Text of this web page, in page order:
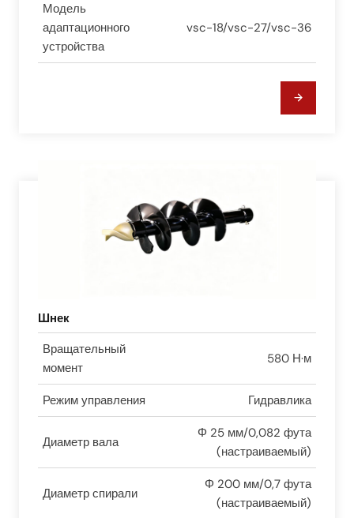
Модель
адаптационного
устройства
vsc-18/vsc-27/vsc-36
Шнек
Вращательный
момент
580 Н·м
Режим управления Гидравлика
Диаметр вала
Φ 25 мм/0,082 фута
(настраиваемый)
Диаметр спирали
Φ 200 мм/0,7 фута
(настраиваемый)